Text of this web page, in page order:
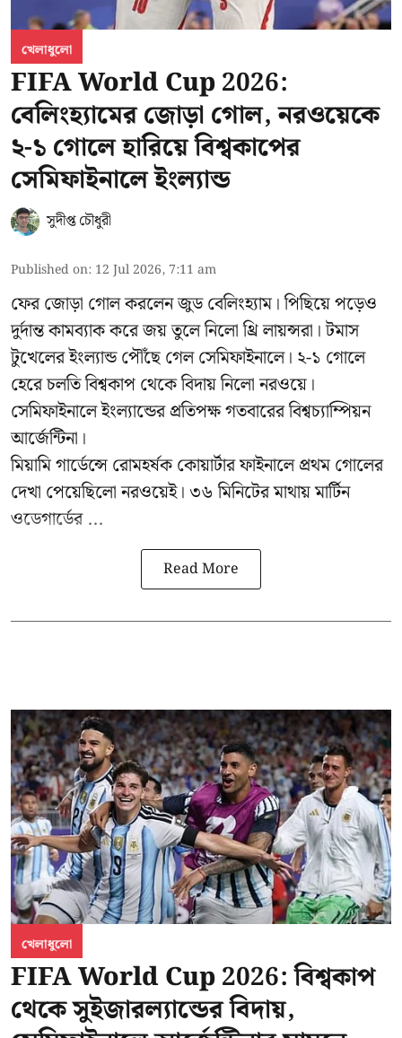
খেলাধুলো
FIFA World Cup 2026:
বেলিংহ্যামের জোড়া গোল, নরওয়েকে
২-১ গোলে হারিয়ে বিশ্বকাপের
সেমিফাইনালে ইংল্যান্ড
সুদীপ্ত চৌধুরী
Published on: 12 Jul 2026, 7:11 am
ফের জোড়া গোল করলেন জুড বেলিংহ্যাম। পিছিয়ে পড়েও
দুর্দান্ত কামব্যাক করে জয় তুলে নিলো থ্রি লায়ন্সরা। টমাস
টুখেলের ইংল্যান্ড পৌঁছে গেল সেমিফাইনালে। ২-১ গোলে
হেরে চলতি বিশ্বকাপ থেকে বিদায় নিলো নরওয়ে।
সেমিফাইনালে ইংল্যান্ডের প্রতিপক্ষ গতবারের বিশ্বচ্যাম্পিয়ন
আর্জেন্টিনা।
মিয়ামি গার্ডেন্সে রোমহর্ষক কোয়ার্টার ফাইনালে প্রথম গোলের
দেখা পেয়েছিলো নরওয়েই। ৩৬ মিনিটের মাথায় মার্টিন
ওডেগার্ডের ...
Read More
খেলাধুলো
FIFA World Cup 2026: বিশ্বকাপ
থেকে সুইজারল্যান্ডের বিদায়,